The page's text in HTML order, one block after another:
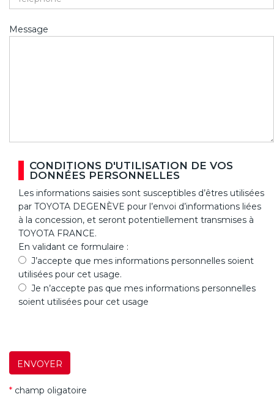
Message
CONDITIONS D'UTILISATION DE VOS
DONNÉES PERSONNELLES
Les informations saisies sont susceptibles d’êtres utilisées
par TOYOTA DEGENÈVE pour l’envoi d’informations liées
à la concession, et seront potentiellement transmises à
TOYOTA FRANCE.
En validant ce formulaire :
J’accepte que mes informations personnelles soient
utilisées pour cet usage.
Je n’accepte pas que mes informations personnelles
soient utilisées pour cet usage
ENVOYER
* champ oligatoire